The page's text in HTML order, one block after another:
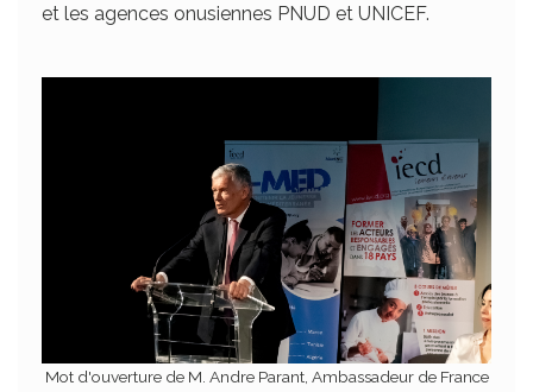
et les agences onusiennes PNUD et UNICEF.
Mot d'ouverture de M. Andre Parant, Ambassadeur de France